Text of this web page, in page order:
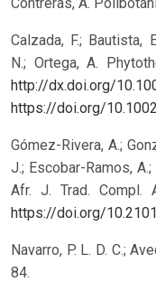
Calzada, F.; Bautista,
N.; Ortega, A.
http://dx.doi.org/
https://doi.org/
Gómez-Rivera, A.;
J.; Escobar-Ramos,
Afr. J. Trad. Compl.
https://doi.org/
Navarro, P. L. D. C.;
84.